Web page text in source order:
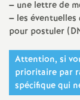
– une lettre de
– les
pour postuler
Attention, si
prioritaire par
spécifique qui